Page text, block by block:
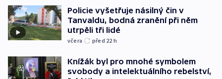
Policie vyšetřuje násilný čin v
Tanvaldu, bodná zranění při něm
utrpěli tři lidé
včera před 22 h
Knížák byl pro mnohé symbolem
svobody a intelektuálního rebelství,